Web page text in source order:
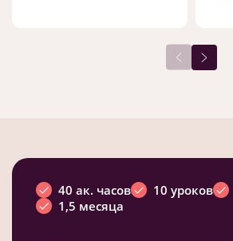
40 ак. часов 10 уроков
1,5 месяца